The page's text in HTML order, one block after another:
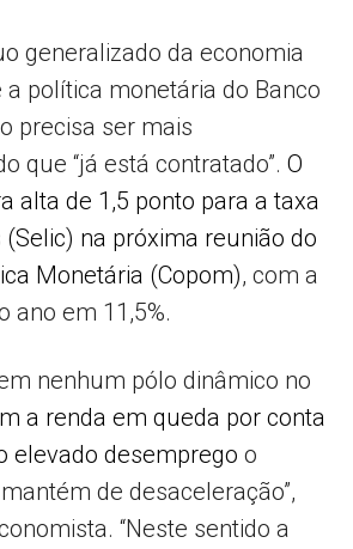
generalizado da economia
política monetária do Banco
precisa ser mais
que “já está contratado”. O
alta de 1,5 ponto para a taxa
na próxima reunião do
Monetária (Copom), com a
ano em 11,5%.
nenhum pólo dinâmico no
a renda em queda por conta
elevado desemprego o
de desaceleração”,
“Neste sentido a